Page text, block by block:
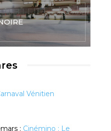
Vénitien
: Cinémino : Le